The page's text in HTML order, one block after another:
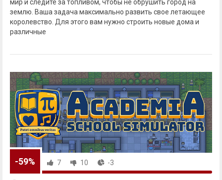
мир и следите за топливом, чтобы не обрушить город на
землю. Ваша задача максимально развить свое летающее
королевство. Для этого вам нужно строить новые дома и
различные
-59% 7 10 -3